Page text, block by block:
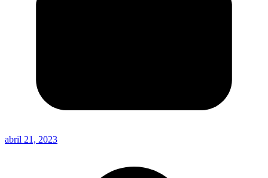
abril 21, 2023